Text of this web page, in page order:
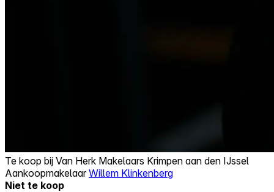
Te koop bij Van Herk Makelaars Krimpen aan den IJssel
AankoopmakelaarWillem Klinkenberg
Niet te koop